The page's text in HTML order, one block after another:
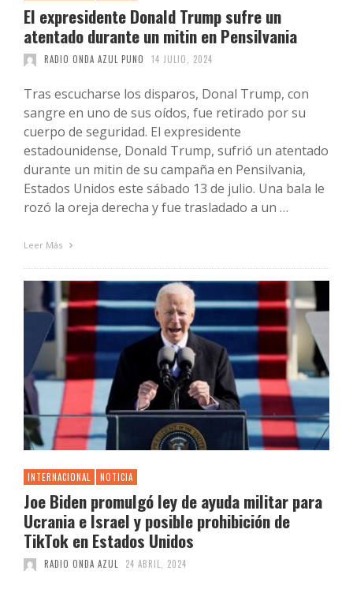
El expresidente Donald Trump sufre un
atentado durante un mitin en Pensilvania
RADIO ONDA AZUL PUNO 14 JULIO, 2024
Tras escucharse los disparos, Donal Trump, con
sangre en uno de sus oídos, fue retirado por su
cuerpo de seguridad. El expresidente
estadounidense, Donald Trump, sufrió un atentado
durante un mitin de su campaña en Pensilvania,
Estados Unidos este sábado 13 de julio. Una bala le
rozó la oreja derecha y fue trasladado a un …
Leer Más
INTERNACIONAL NOTICIA
Joe Biden promulgó ley de ayuda militar para
Ucrania e Israel y posible prohibición de
TikTok en Estados Unidos
RADIO ONDA AZUL 24 ABRIL, 2024